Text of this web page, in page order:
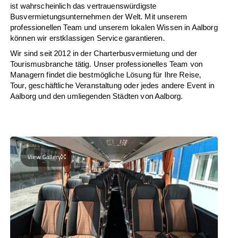
ist wahrscheinlich das vertrauenswürdigste
Busvermietungsunternehmen der Welt. Mit unserem
professionellen Team und unserem lokalen Wissen in Aalborg
können wir erstklassigen Service garantieren.
Wir sind seit 2012 in der Charterbusvermietung und der
Tourismusbranche tätig. Unser professionelles Team von
Managern findet die bestmögliche Lösung für Ihre Reise,
Tour, geschäftliche Veranstaltung oder jedes andere Event in
Aalborg und den umliegenden Städten von Aalborg.
View Gallery